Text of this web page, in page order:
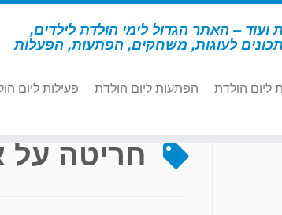
ועוד – האתר הגדול לימי הולדת לילדים,
לעוגות, משחקים, הפתעות, הפעלות
ליום הולדת הפתעות ליום הולדת פעילות ליום
חריטה על